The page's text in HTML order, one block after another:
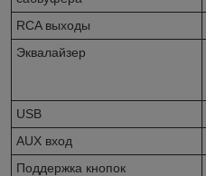
RCA выходы
Эквалайзер
USB
AUX вход
Поддержка кнопок